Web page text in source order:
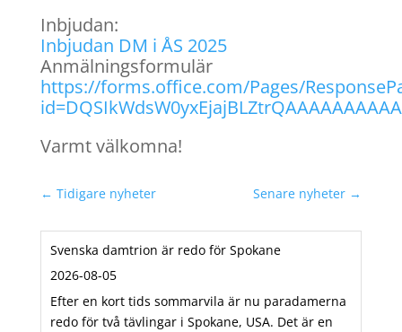
Inbjudan:
Inbjudan DM i ÅS 2025
Anmälningsformulär
https://forms.office.com/Pages/
Varmt välkomna!
← Tidigare nyheter Senare nyheter →
Svenska damtrion är redo för Spokane
2026-08-05
Efter en kort tids sommarvila är nu paradamerna
redo för två tävlingar i Spokane, USA. Det är en